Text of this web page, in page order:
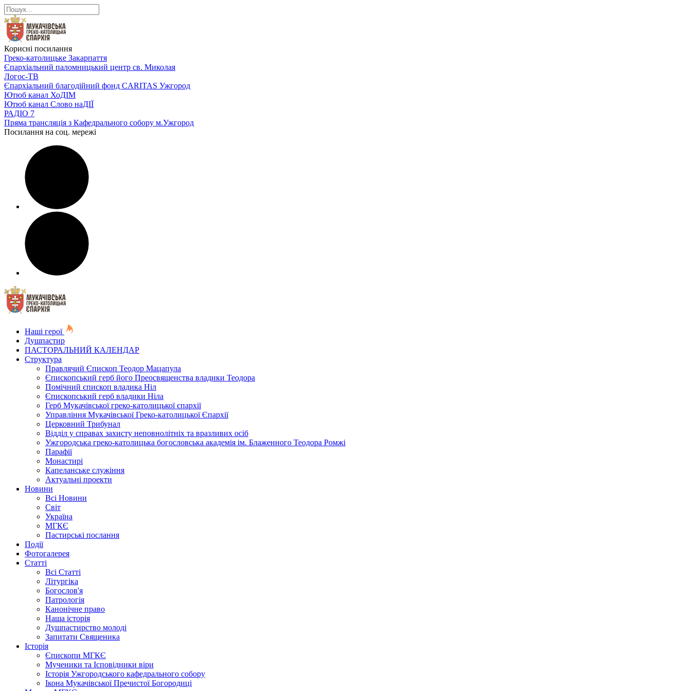
Корисні посилання
Греко-католицьке Закарпаття
Єпархіальний паломницький центр св. Миколая
Логос-ТВ
Єпархіальний благодійний фонд CARITAS Ужгород
Ютюб канал ХоДІМ
Ютюб канал Слово наДІЇ
РАДІО 7
Пряма трансляція з Кафедрального собору м.Ужгород
Посилання на соц. мережі
Наші герої
Душпастир
ПАСТОРАЛЬНИЙ КАЛЕНДАР
Структура
Правлячий Єпископ Теодор Мацапула
Єпископський герб його Преосвященства владики Теодора
Помічний єпископ владика Ніл
Єпископський герб владики Ніла
Герб Мукачівської греко-католицької єпархії
Управління Мукачівської Греко-католицької Єпархії
Церковний Трибунал
Відділ у справах захисту неповнолітніх та вразливих осіб
Ужгородська греко-католицька богословська академія ім. Блаженного Теодора Ромжі
Парафії
Монастирі
Капеланське служіння
Актуальні проекти
Новини
Всі Новини
Світ
Україна
МГКЄ
Пастирські послання
Події
Фотогалерея
Статті
Всі Статті
Літургіка
Богослов'я
Патрологія
Канонічне право
Наша історія
Душпастирство молоді
Запитати Священика
Історія
Єпископи МГКЄ
Мученики та Ісповідники віри
Історія Ужгородського кафедрального собору
Ікона Мукачівської Пречистої Богородиці